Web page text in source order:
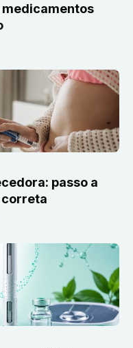
medicamentos
passo a
correta